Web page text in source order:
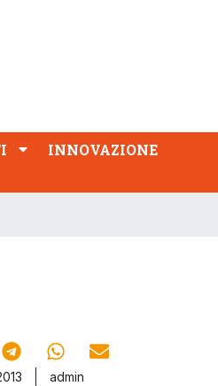
INNOVAZIONE
admin